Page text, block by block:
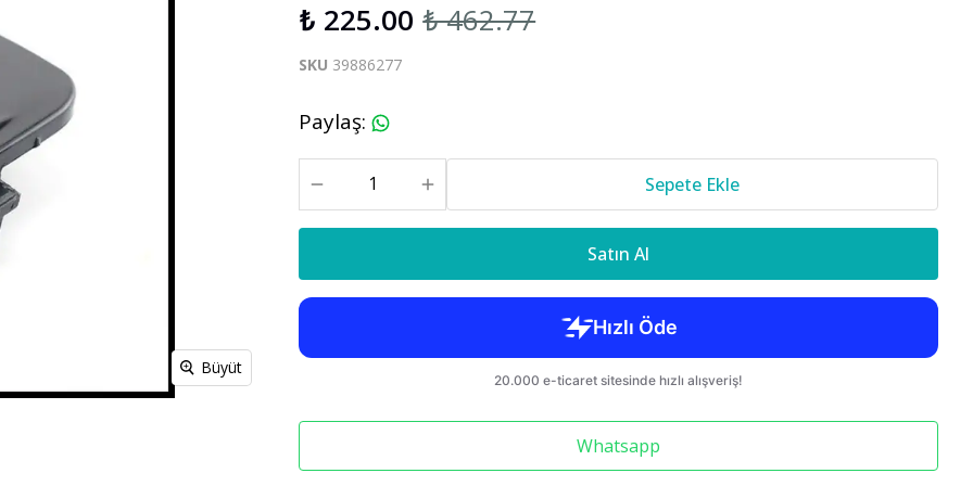
Xc90 2003-2013
xc90 2015-2025
Cr-v 2018-
Büyüt
₺ 225.00 ₺ 462.77
SKU 39886277
Paylaş:
Sepete Ekle
Satın Al
Whatsapp